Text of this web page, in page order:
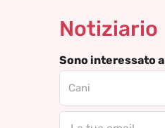
Notiziario
Sono interessato a